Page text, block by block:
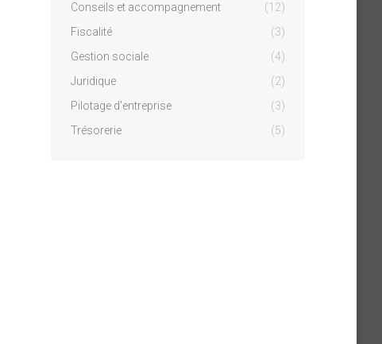
Conseils et accompagnement
(12)
Fiscalité
(3)
Gestion sociale
(4)
Juridique
(2)
Pilotage d'entreprise
(3)
Trésorerie
(5)